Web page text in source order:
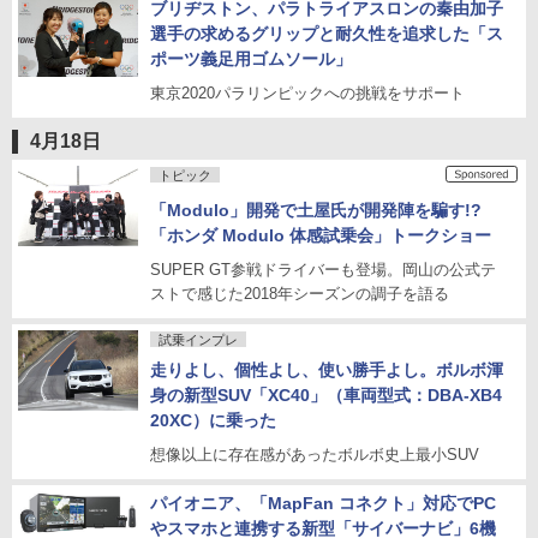
ブリヂストン、パラトライアスロンの秦由加子
選手の求めるグリップと耐久性を追求した「ス
ポーツ義足用ゴムソール」
東京2020パラリンピックへの挑戦をサポート
4月18日
トピック
「Modulo」開発で土屋氏が開発陣を騙す!?
「ホンダ Modulo 体感試乗会」トークショー
SUPER GT参戦ドライバーも登場。岡山の公式テ
ストで感じた2018年シーズンの調子を語る
試乗インプレ
走りよし、個性よし、使い勝手よし。ボルボ渾
身の新型SUV「XC40」（車両型式：DBA-XB4
20XC）に乗った
想像以上に存在感があったボルボ史上最小SUV
パイオニア、「MapFan コネクト」対応でPC
やスマホと連携する新型「サイバーナビ」6機